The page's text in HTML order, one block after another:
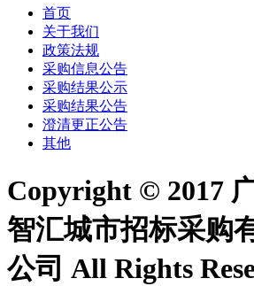
首页
关于我们
政策法规
采购信息公告
采购结果公示
采购结果公告
澄清更正公告
其他
Copyright © 2017
智汇城市招标采购
公司 All Rights